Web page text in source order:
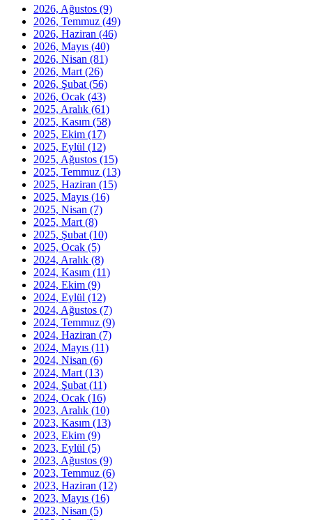
2026, Ağustos (9)
2026, Temmuz (49)
2026, Haziran (46)
2026, Mayıs (40)
2026, Nisan (81)
2026, Mart (26)
2026, Şubat (56)
2026, Ocak (43)
2025, Aralık (61)
2025, Kasım (58)
2025, Ekim (17)
2025, Eylül (12)
2025, Ağustos (15)
2025, Temmuz (13)
2025, Haziran (15)
2025, Mayıs (16)
2025, Nisan (7)
2025, Mart (8)
2025, Şubat (10)
2025, Ocak (5)
2024, Aralık (8)
2024, Kasım (11)
2024, Ekim (9)
2024, Eylül (12)
2024, Ağustos (7)
2024, Temmuz (9)
2024, Haziran (7)
2024, Mayıs (11)
2024, Nisan (6)
2024, Mart (13)
2024, Şubat (11)
2024, Ocak (16)
2023, Aralık (10)
2023, Kasım (13)
2023, Ekim (9)
2023, Eylül (5)
2023, Ağustos (9)
2023, Temmuz (6)
2023, Haziran (12)
2023, Mayıs (16)
2023, Nisan (5)